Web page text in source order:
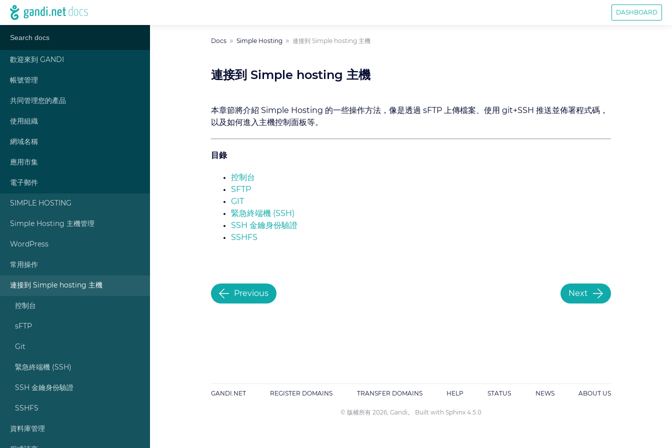
DASHBOARD
歡迎來到 GANDI
帳號管理
共同管理您的產品
使用組織
網域名稱
應用市集
電子郵件
SIMPLE HOSTING
Simple Hosting 主機管理
WordPress
常用操作
連接到 Simple hosting 主機
控制台
sFTP
Git
緊急終端機 (SSH)
SSH 金鑰身份驗證
SSHFS
資料庫管理
Docs Simple Hosting 連接到 Simple hosting 主機
連接到 Simple hosting 主機
本章節將介紹 Simple Hosting 的一些操作方法，像是透過 sFTP 上傳檔案、使用 git+SSH 推送並佈署程式碼，
以及如何進入主機控制面板等。
目錄
控制台
SFTP
GIT
緊急終端機 (SSH)
SSH 金鑰身份驗證
SSHFS
Previous Next
GANDI.NET REGISTER DOMAINS TRANSFER DOMAINS HELP STATUS NEWS ABOUT US
© 版權所有 2026, Gandi。 Built with Sphinx 4.5.0